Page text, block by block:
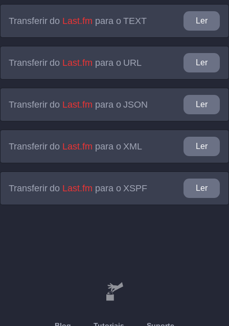
Transferir do Last.fm para oTEXT Ler
Transferir do Last.fm para o URL Ler
Transferir do Last.fm para oJSON Ler
Transferir do Last.fm para o XML Ler
Transferir do Last.fm para o XSPF Ler